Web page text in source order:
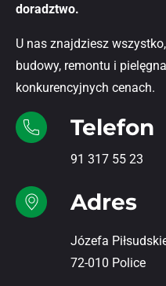
doradztwo.
U nas znajdziesz
budowy, remontu i
konkurencyjnych cenach.
Telefon
91 317 55 23
Adres
Józefa
72-010 Police